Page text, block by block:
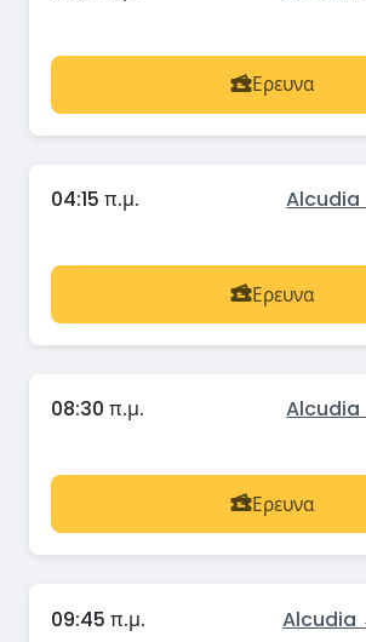
Ερευνα
04:15 π.μ.
Ερευνα
08:30 π.μ.
Ερευνα
09:45 π.μ. Alcudia